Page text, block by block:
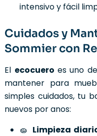
intensivo y fácil
Cuidados y
Sommier con
El ecocuero es uno
mantener para
simples cuidados, tu
nuevos por anos:
🧽 Limpieza